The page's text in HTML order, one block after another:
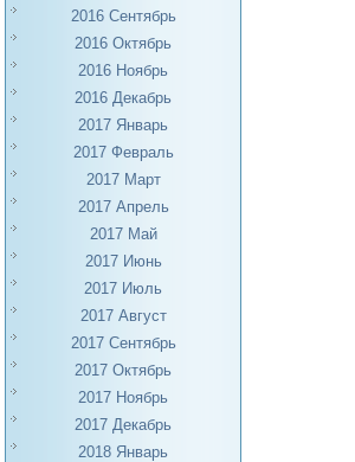
2016 Сентябрь
2016 Октябрь
2016 Ноябрь
2016 Декабрь
2017 Январь
2017 Февраль
2017 Март
2017 Апрель
2017 Май
2017 Июнь
2017 Июль
2017 Август
2017 Сентябрь
2017 Октябрь
2017 Ноябрь
2017 Декабрь
2018 Январь